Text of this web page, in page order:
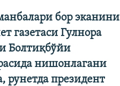
бор эканини
газетаси Гулнора
Болтиқбўйи
нишонлагани
рунетда президент